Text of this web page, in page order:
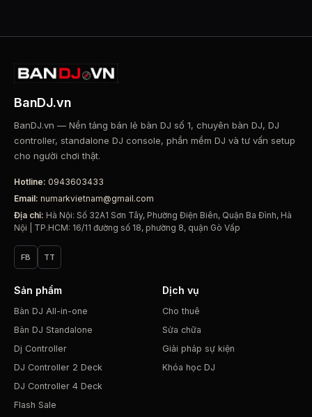
BanDJ.vn
BanDJ.vn — Nền tảng bán lẻ bàn DJ số 1, chuyên bàn DJ, DJ
controller, standalone DJ console, phần mềm DJ và tư vấn setup
cho người chơi thật.
Hotline: 0943603433
Email: numarkvietnam@gmail.com
Địa chỉ: Hà Nội: Số 32A1 Sơn Tây, Phường Điện Biên, Quận Ba Đình, Hà
Nội | TP.HCM: 16/11 đường số 18, phường 8, quận Gò Vấp
FB TT
Sản phẩm
Bàn DJ All-in-one
Bàn DJ Standalone
Dj Controller
DJ Controller 2 Deck
DJ Controller 4 Deck
Flash Sale
Dịch vụ
Cho thuê
Sửa chữa
Giải pháp sự kiện
Khóa học DJ